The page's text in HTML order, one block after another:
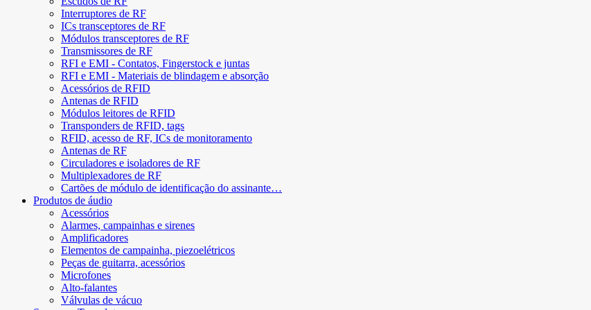
Interruptores de RF
ICs transceptores de RF
Módulos transceptores de RF
Transmissores de RF
RFI e EMI - Contatos, Fingerstock e juntas
RFI e EMI - Materiais de blindagem e absorção
Acessórios de RFID
Antenas de RFID
Módulos leitores de RFID
Transponders de RFID, tags
RFID, acesso de RF, ICs de monitoramento
Antenas de RF
Circuladores e isoladores de RF
Multiplexadores de RF
Cartões de módulo de identificação do assinante…
Produtos de áudio
Acessórios
Alarmes, campainhas e sirenes
Amplificadores
Elementos de campainha, piezoelétricos
Peças de guitarra, acessórios
Microfones
Alto-falantes
Válvulas de vácuo